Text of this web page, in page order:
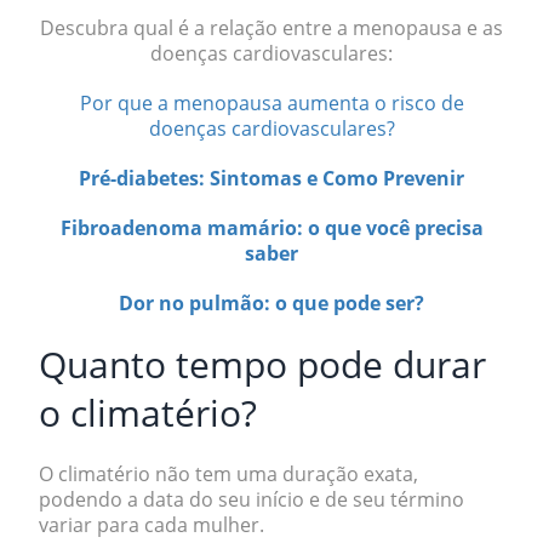
Descubra qual é a relação entre a menopausa e as
doenças cardiovasculares:
Por que a menopausa aumenta o risco de
doenças cardiovasculares?
Pré-diabetes: Sintomas e Como Prevenir
Fibroadenoma mamário: o que você precisa
saber
Dor no pulmão: o que pode ser?
Quanto tempo pode durar
o climatério?
O climatério não tem uma duração exata,
podendo a data do seu início e de seu término
variar para cada mulher.